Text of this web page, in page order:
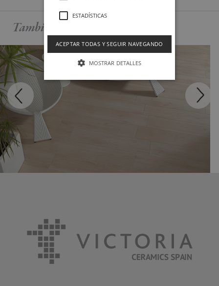
También te puede
ESTADÍSTICAS
ACEPTAR TODAS Y SEGUIR NAVEGANDO
MOSTRAR DETALLES